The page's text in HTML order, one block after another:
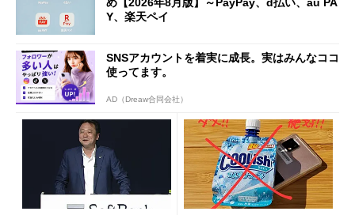
Y、楽天ペイ
SNSアカウントを着実に成長。実はみんなココ
使ってます。
AD（Dreaw合同会社）